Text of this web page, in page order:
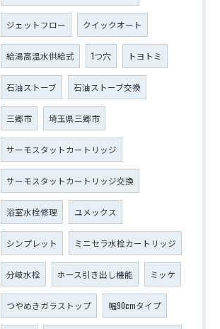
ジェットフロー クイックオート
給湯高温水供給式 1つ穴 トヨトミ
石油ストーブ 石油ストーブ交換
三郷市 埼玉県三郷市
サーモスタットカートリッジ
サーモスタットカートリッジ交換
浴室水栓修理 ユメックス
シンプレット ミニセラ水栓カートリッジ
分岐水栓 ホース引き出し機能 ミッケ
つやめきガラストップ 幅90cmタイプ